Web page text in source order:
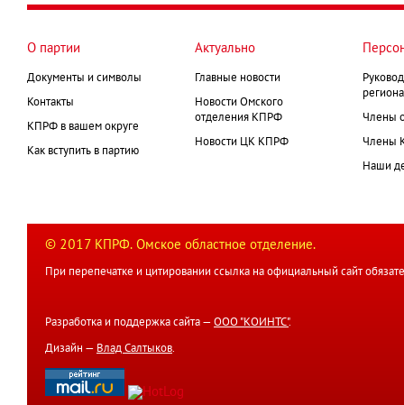
О партии
Документы и символы
Контакты
КПРФ в вашем округе
Как вступить в партию
Актуально
Главные новости
Новости Омского
отделения КПРФ
Новости ЦК КПРФ
Члены
Члены
Наши
© 2017 КПРФ. Омское областное отделение.
При перепечатке и цитировании ссылка на официальный сайт
Разработка и поддержка сайта — ООО "КОИНТС".
Дизайн — Влад Салтыков.